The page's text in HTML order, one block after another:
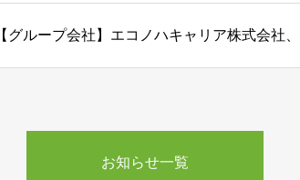
お知らせ一覧